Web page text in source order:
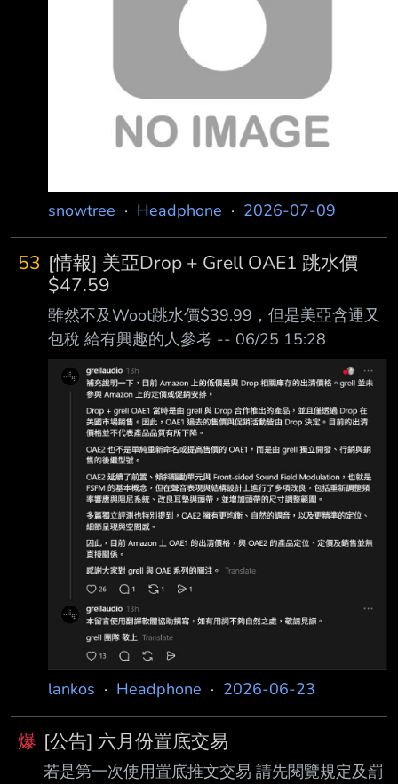
snowtree · Headphone · 2026-07-09
53 [情報] 美亞Drop + Grell OAE1 跳水價
$47.59
雖然不及Woot跳水價$39.99，但是美亞含運又
包稅 給有興趣的人參考 -- 06/25 15:28
lankos · Headphone · 2026-06-23
爆 [公告] 六月份置底交易
若是第一次使用置底推文交易 請先閱覽規定及罰